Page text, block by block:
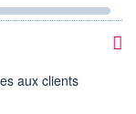
aux clients